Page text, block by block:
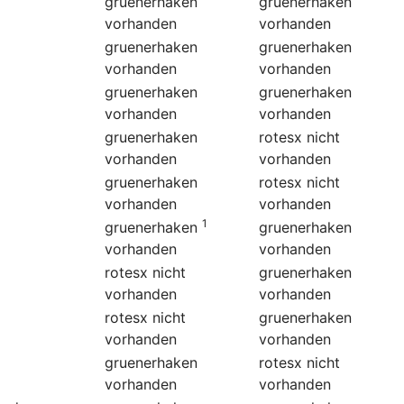
vorhanden
vorhanden
gruenerhaken
vorhanden
gruenerhaken
vorhanden
gruenerhaken
vorhanden
gruenerhaken
vorhanden
gruenerhaken
vorhanden
rotesx nicht
vorhanden
gruenerhaken
vorhanden
rotesx nicht
vorhanden
gruenerhaken 1
vorhanden
gruenerhaken
vorhanden
rotesx nicht
vorhanden
gruenerhaken
vorhanden
rotesx nicht
vorhanden
gruenerhaken
vorhanden
gruenerhaken
vorhanden
rotesx nicht
vorhanden